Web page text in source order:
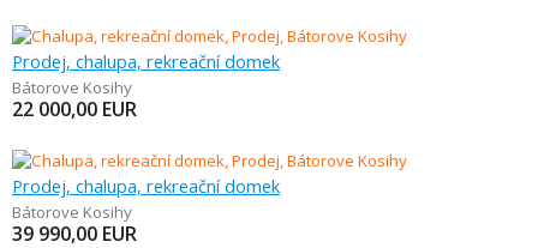
Prodej, chalupa, rekreační domek
Bátorove Kosihy
22 000,00 EUR
Prodej, chalupa, rekreační domek
Bátorove Kosihy
39 990,00 EUR